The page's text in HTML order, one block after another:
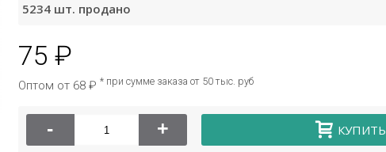
Bioaqua
105 ₽ 94 ₽
5234 шт. продано
75 ₽
Оптом от 68 ₽ * при сумме заказа от 50 тыс. руб
- + КУПИТЬ